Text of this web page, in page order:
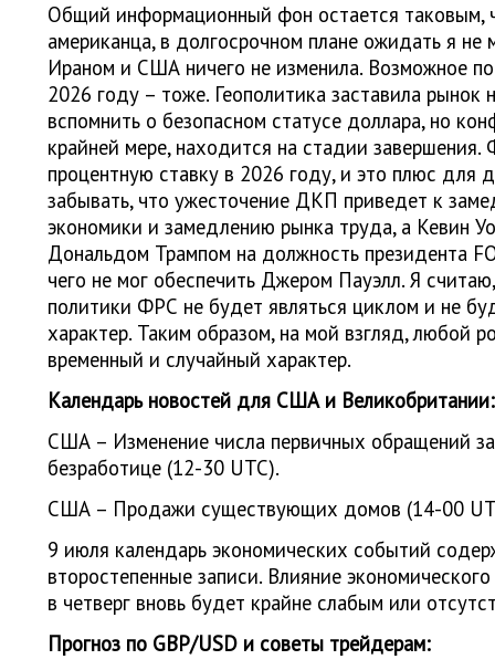
Общий информационный фон остается таковым,
американца, в долгосрочном плане ожидать я
Ираном и США ничего не изменила. Возможное
2026 году – тоже. Геополитика заставила рынок
вспомнить о безопасном статусе доллара, но
крайней мере, находится на стадии
процентную ставку в 2026 году, и это плюс для
забывать, что ужесточение ДКП приведет к
экономики и замедлению рынка труда, а Кевин
Дональдом Трампом на должность президента
чего не мог обеспечить Джером Пауэлл. Я
политики ФРС не будет являться циклом и не
характер. Таким образом, на мой взгляд, любой
временный и случайный характер.
Календарь новостей для США и Великобритании:
США – Изменение числа первичных обращений
безработице (12-30 UTC).
США – Продажи существующих домов (14-00
9 июля календарь экономических событий
второстепенные записи. Влияние
в четверг вновь будет крайне слабым или
Прогноз по GBP/USD и советы трейдерам: